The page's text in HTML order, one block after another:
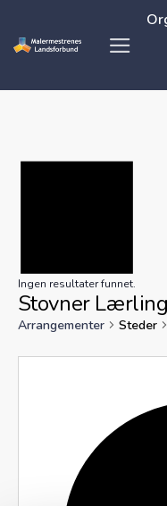
Ingen resultater funnet.
Stovner
Arrangementer Steder